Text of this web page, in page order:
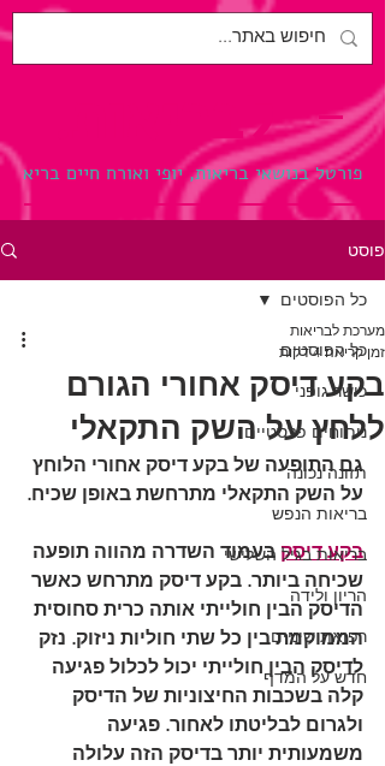
לבריאות.
פורטל בנושאי בריאות, יופי ואורח חיים בריא
פוסט
כל הפוסטים
כושר גופני
ניתוחים פלסטיים
תזונה נכונה
בריאות הנפש
בריאות בגיל השלישי
הריון ולידה
רפואת שיניים
חדש על המדף
כל הפוסטים
בקע דיסק אחורי הגורם
ללחץ על השק התקאלי
מערכת לבריאות
זמן קריאה 4 דקות
גם התופעה של בקע דיסק אחורי הלוחץ
על השק התקאלי מתרחשת באופן שכיח.
בקע דיסק בעמוד השדרה מהווה תופעה
שכיחה ביותר. בקע דיסק מתרחש כאשר
הדיסק הבין חולייתי אותה כרית סחוסית
הממוקמת בין כל שתי חוליות ניזוק. נזק
לדיסק הבין חולייתי יכול לכלול פגיעה
קלה בשכבות החיצוניות של הדיסק
ולגרום לבליטתו לאחור. פגיעה
משמעותית יותר בדיסק הזה עלולה